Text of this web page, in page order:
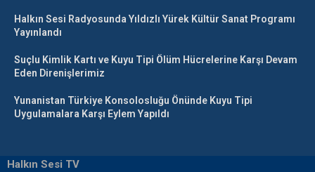
Halkın Sesi Radyosunda Yıldızlı Yürek Kültür Sanat Programı
Yayınlandı
Suçlu Kimlik Kartı ve Kuyu Tipi Ölüm Hücrelerine Karşı Devam
Eden Direnişlerimiz
Yunanistan Türkiye Konsolosluğu Önünde Kuyu Tipi
Uygulamalara Karşı Eylem Yapıldı
Halkın Sesi TV